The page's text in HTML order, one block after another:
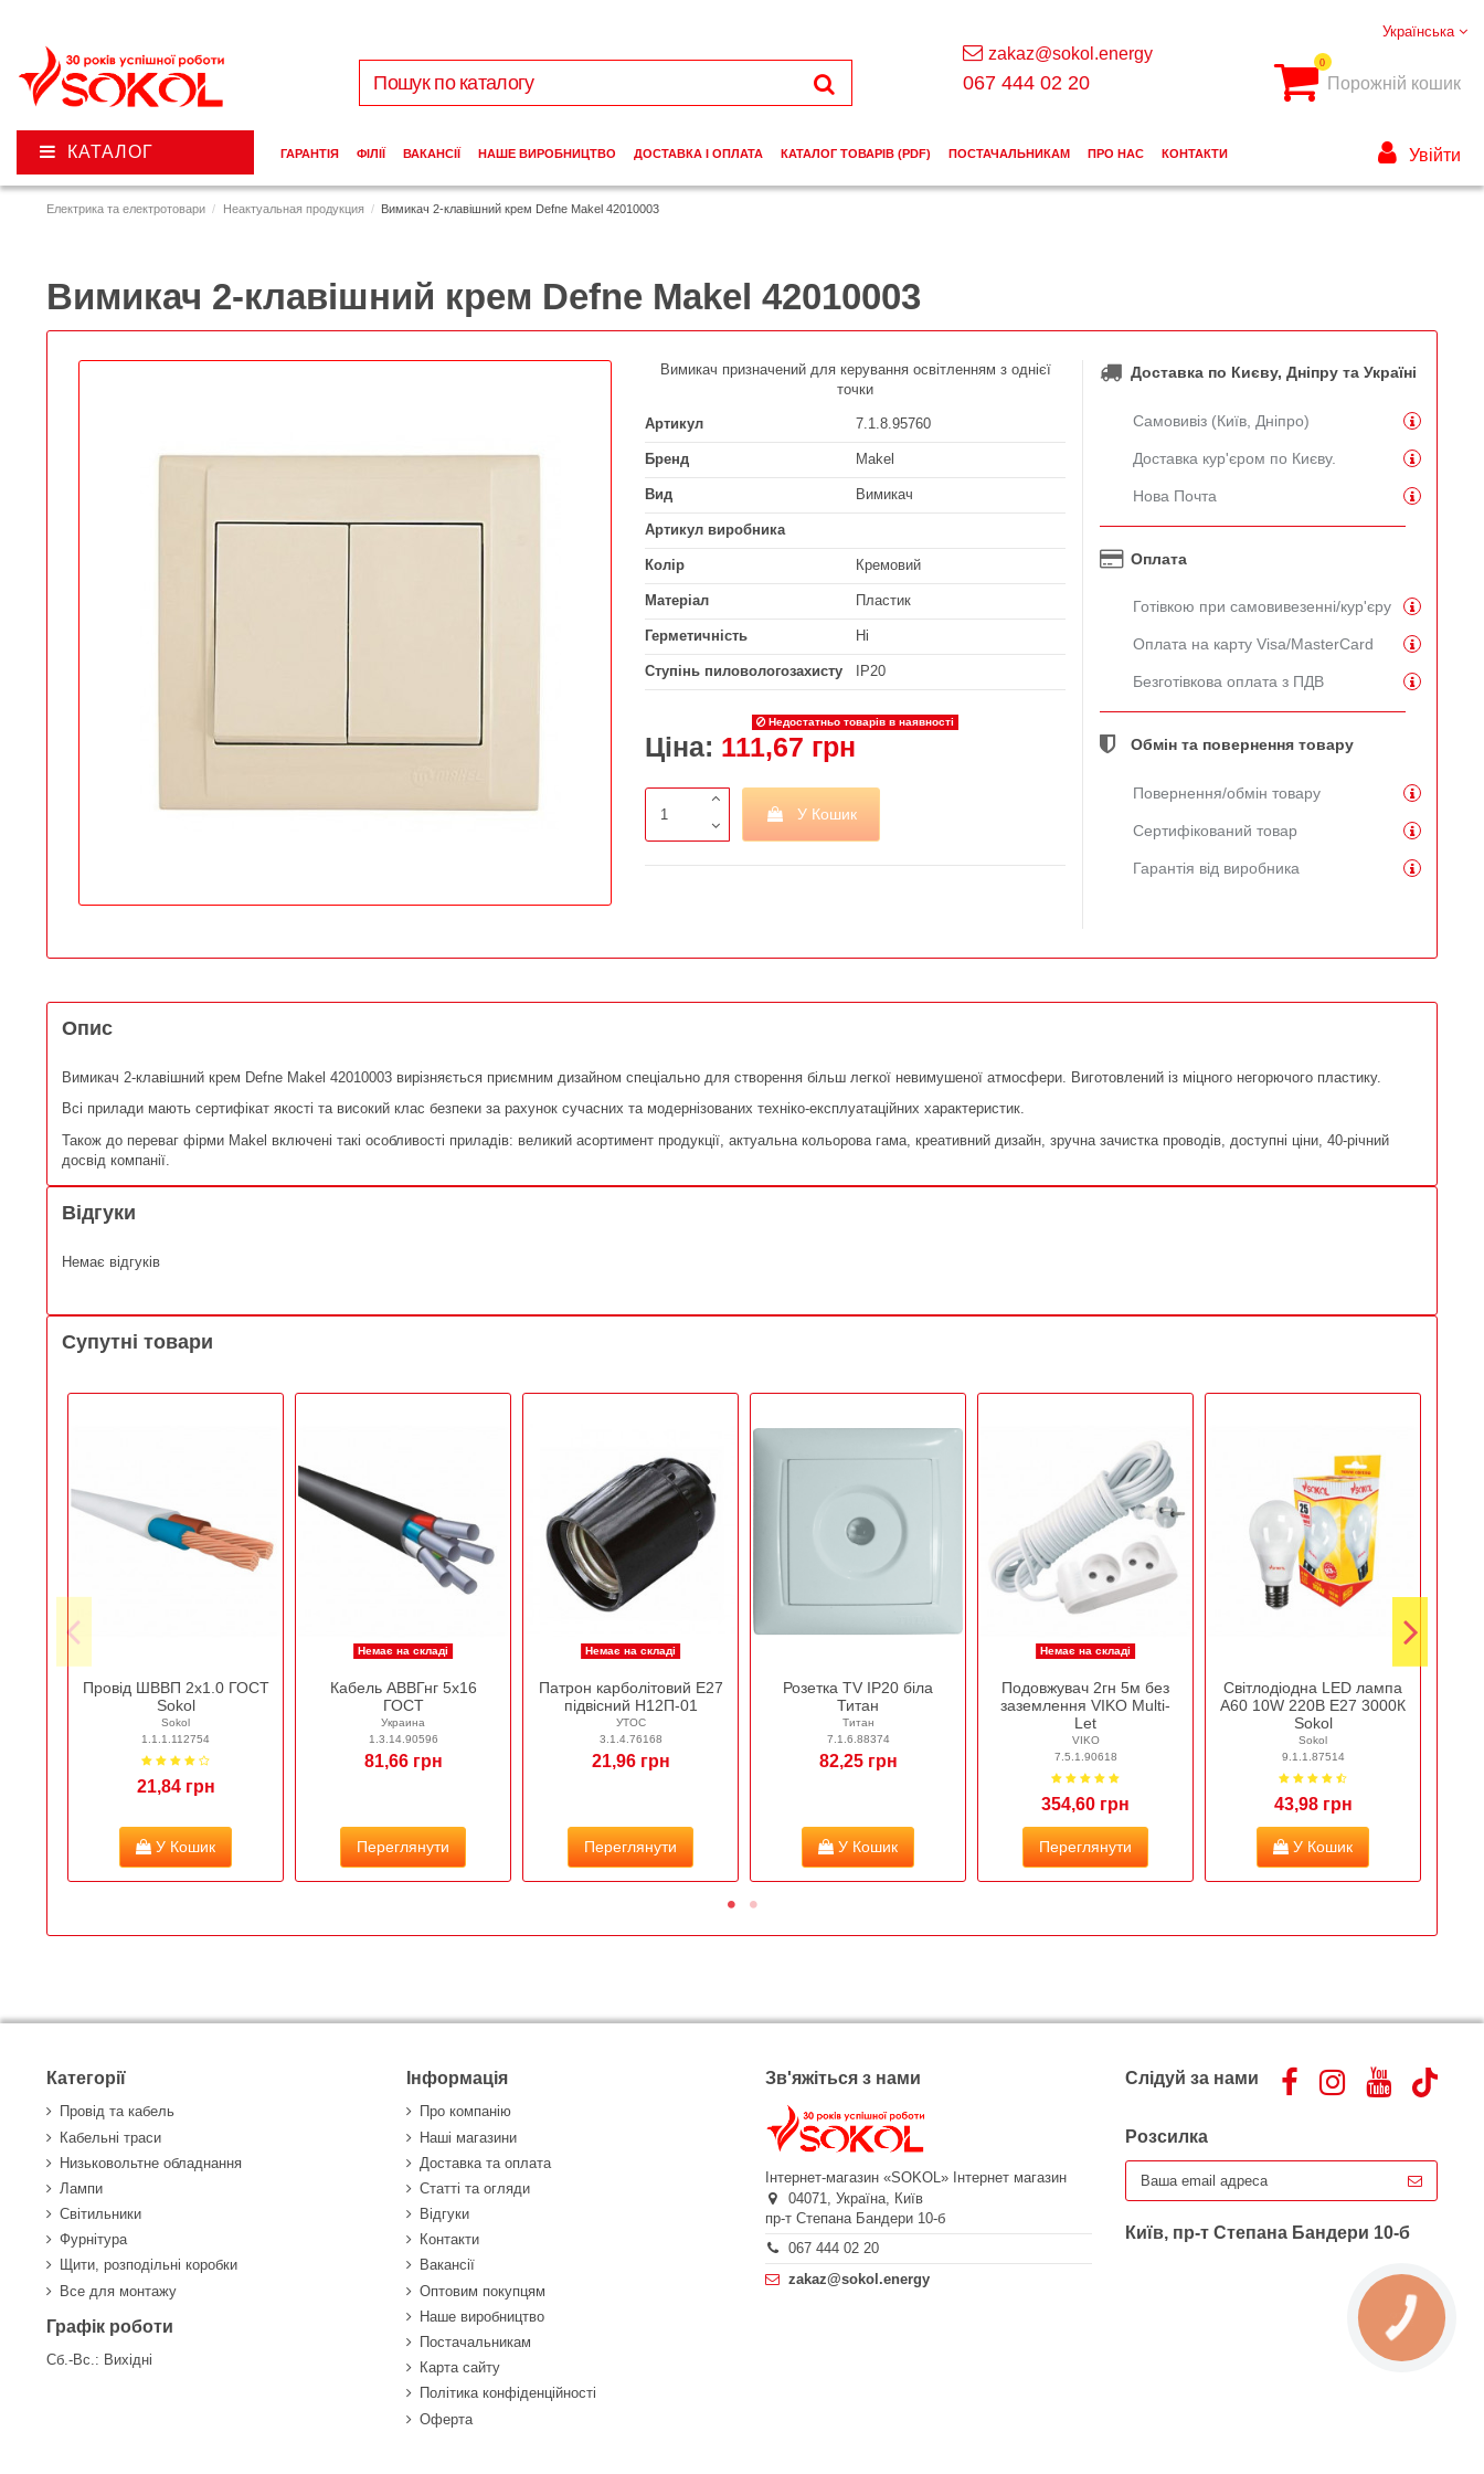
Електрика та електротовари Неактуальная продукция Вимикач 2-клавішний крем Defne Makel 42010003
Вимикач 2-клавішний крем Defne Makel 42010003
Вимикач призначений для керування освітленням з однієї
точки
Артикул 7.1.8.95760
Бренд Makel
Вид Вимикач
Артикул виробника
Колір Кремовий
Матеріал Пластик
Герметичність Ні
Ступінь пиловологозахисту IP20
Недостатньо товарів в наявності
Ціна: 111,67 грн
У Кошик
Доставка по Києву, Дніпру та Україні
Самовивіз (Київ, Дніпро)
Доставка кур'єром по Києву.
Нова Почта
Оплата
Готівкою при самовивезенні/кур'єру
Оплата на карту Visa/MasterCard
Безготівкова оплата з ПДВ
Обмін та повернення товару
Повернення/обмін товару
Сертифікований товар
Гарантія від виробника
Опис
Вимикач 2-клавішний крем Defne Makel 42010003 вирізняється приємним дизайном спеціально для створення більш легкої невимушеної атмосфери. Виготовлений із міцного негорючого пластику.
Всі прилади мають сертифікат якості та високий клас безпеки за рахунок сучасних та модернізованих техніко-експлуатаційних характеристик.
Також до переваг фірми Makel включені такі особливості приладів: великий асортимент продукції, актуальна кольорова гама, креативний дизайн, зручна зачистка проводів, доступні ціни, 40-річний
досвід компанії.
Відгуки
Немає відгуків
Супутні товари
Провід ШВВП 2х1.0 ГОСТ
Sokol
Sokol
1.1.1.112754
21,84 грн
У Кошик
Немає на складі
Кабель АВВГнг 5х16
ГОСТ
Украина
1.3.14.90596
81,66 грн
Переглянути
Немає на складі
Патрон карболітовий Е27
підвісний Н12П-01
УТОС
3.1.4.76168
21,96 грн
Переглянути
Розетка TV IP20 біла
Титан
Титан
7.1.6.88374
82,25 грн
У Кошик
Немає на складі
Подовжувач 2гн 5м без
заземлення VIKO Multi-
Let
VIKO
7.5.1.90618
354,60 грн
Переглянути
Світлодіодна LED лампа
A60 10W 220В E27 3000К
Sokol
Sokol
9.1.1.87514
43,98 грн
У Кошик
Українська
zakaz@sokol.energy
067 444 02 20
0
Порожній кошик
КАТАЛОГ ГАРАНТІЯ ФІЛІЇ ВАКАНСІЇ НАШЕ ВИРОБНИЦТВО ДОСТАВКА І ОПЛАТА КАТАЛОГ ТОВАРІВ (PDF) ПОСТАЧАЛЬНИКАМ ПРО НАС КОНТАКТИ Увійти
Категорії
Провід та кабель
Кабельні траси
Низьковольтне обладнання
Лампи
Світильники
Фурнітура
Щити, розподільні коробки
Все для монтажу
Графік роботи
Сб.-Вс.: Вихідні
Інформація
Про компанію
Наші магазини
Доставка та оплата
Статті та огляди
Відгуки
Контакти
Вакансії
Оптовим покупцям
Наше виробництво
Постачальникам
Карта сайту
Політика конфіденційності
Оферта
Зв'яжіться з нами
Інтернет-магазин «SOKOL» Інтернет магазин
04071,Україна,
Київ
пр-т Степана Бандери 10-б
067 444 02 20
zakaz@sokol.energy
Слідуй за нами
Розсилка
Київ, пр-т Степана Бандери 10-б